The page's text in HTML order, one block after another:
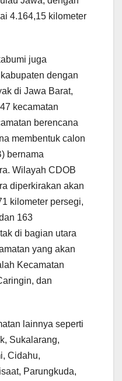
4.164,15 kilometer
juga
dengan
di Jawa Barat,
kecamatan
berencana
membentuk calon
bernama
Wilayah CDOB
diperkirakan akan
kilometer persegi,
163
di bagian utara
yang akan
Kecamatan
dan
lainnya seperti
Sukalarang,
Cidahu,
Parungkuda,